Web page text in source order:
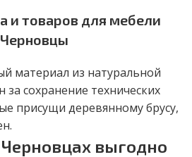
и товаров для мебели
Черновцы
материал из натуральной
сохранение технических
присущи деревянному брусу,
выгодно